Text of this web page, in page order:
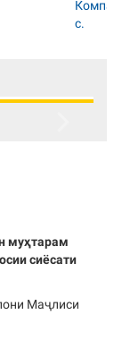
муҳтарам
сиёсати
Маҷлиси